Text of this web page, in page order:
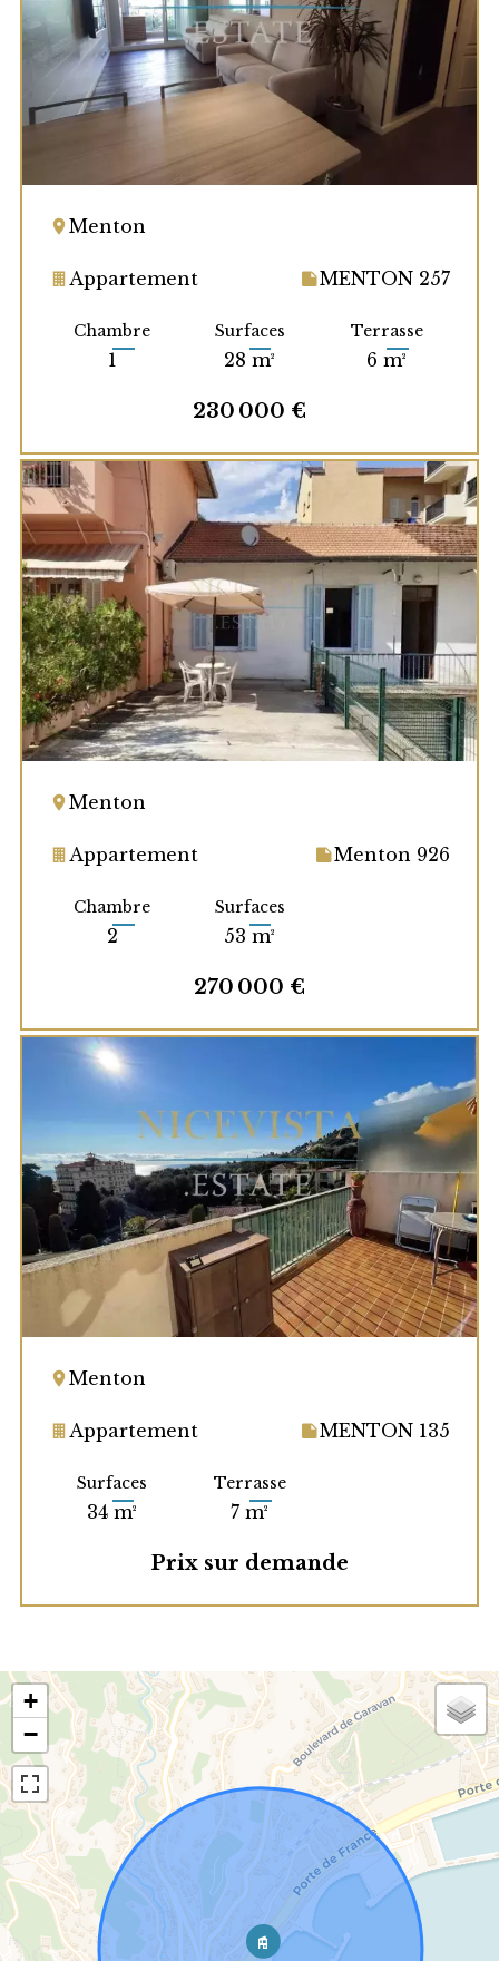
Menton
Appartement MENTON 257
Chambre
1
Surfaces
28 m²
Terrasse
6 m²
230 000 €
Menton
Appartement Menton 926
Chambre
2
Surfaces
53 m²
270 000 €
Menton
Appartement MENTON 135
Surfaces
34 m²
Terrasse
7 m²
Prix sur demande
+
−